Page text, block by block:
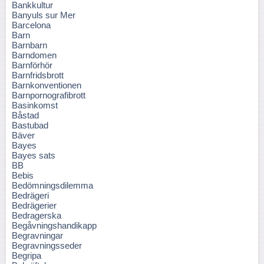
Bankkultur
Banyuls sur Mer
Barcelona
Barn
Barnbarn
Barndomen
Barnförhör
Barnfridsbrott
Barnkonventionen
Barnpornografibrott
Basinkomst
Båstad
Bastubad
Bäver
Bayes
Bayes sats
BB
Bebis
Bedömningsdilemma
Bedrägeri
Bedrägerier
Bedragerska
Begåvningshandikapp
Begravningar
Begravningsseder
Begripa